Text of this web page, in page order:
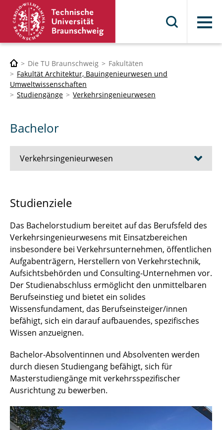
Menü
Die TU Braunschweig
Fakultäten
Fakultät Architektur, Bauingenieurwesen und
Umweltwissenschaften
Studiengänge
Verkehrsingenieurwesen
Bachelor
Verkehrsingenieurwesen
Master
Qualifikationsprofil
Internationales
Praktikum
Dokumente und Downloads
Studienziele
Das Bachelorstudium bereitet auf das Berufsfeld des
Verkehrsingenieurwesens mit Einsatzbereichen
insbesondere bei Verkehrsunternehmen, öffentlichen
Aufgabenträgern, Herstellern von Verkehrstechnik,
Aufsichtsbehörden und Consulting-Unternehmen vor.
Der Studienabschluss ermöglicht den unmittelbaren
Berufseinstieg und bietet ein solides
Wissensfundament, das Berufseinsteiger/innen
befähigt, sich ein darauf aufbauendes, spezifisches
Wissen anzueignen.
Bachelor-Absolventinnen und Absolventen werden
durch diesen Studiengang befähigt, sich für
Masterstudiengänge mit verkehrsspezifischer
Ausrichtung zu bewerben.